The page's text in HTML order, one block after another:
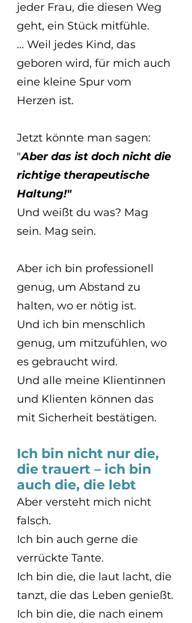
jeder Frau, die diesen Weg
geht, ein Stück mitfühle.
... Weil jedes Kind, das
geboren wird, für mich auch
eine kleine Spur vom
Herzen ist.
Jetzt könnte man sagen:
"Aber das ist doch nicht die
richtige therapeutische
Haltung!"
Und weißt du was? Mag
sein. Mag sein.
Aber ich bin professionell
genug, um Abstand zu
halten, wo er nötig ist.
Und ich bin menschlich
genug, um mitzufühlen, wo
es gebraucht wird.
Und alle meine Klientinnen
und Klienten können das
mit Sicherheit bestätigen.
Ich bin nicht nur die,
die trauert – ich bin
auch die, die lebt
Aber versteht mich nicht
falsch.
Ich bin auch gerne die
verrückte Tante.
Ich bin die, die laut lacht, die
tanzt, die das Leben genießt.
Ich bin die, die nach einem